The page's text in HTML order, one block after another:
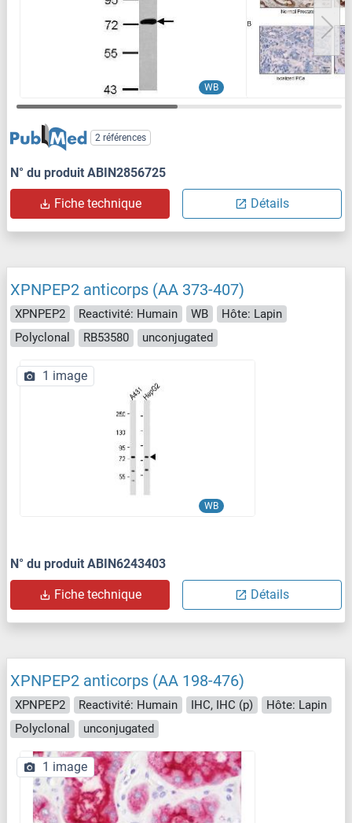
WB
2 références
N° du produit ABIN2856725
Fiche technique Détails
XPNPEP2 anticorps (AA 373-407)
XPNPEP2 Reactivité: Humain WB
Hôte: Lapin
Polyclonal
RB53580 unconjugated
WB
1 image
N° du produit ABIN6243403
Fiche technique Détails
XPNPEP2 anticorps (AA 198-476)
XPNPEP2 Reactivité: Humain IHC, IHC (p)
Hôte: Lapin
Polyclonal
unconjugated
1 image